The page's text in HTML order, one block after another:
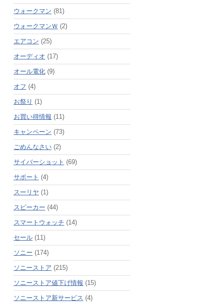
ウォークマン (81)
ウォークマンＷ (2)
エアコン (25)
オーディオ (17)
オール電化(9)
オフ (4)
お祭り (1)
お買い得情報 (11)
キャンペーン (73)
ごめんなさい(2)
サイバーショット (69)
サポート (4)
スーリヤ (1)
スピーカー (44)
スマートウォッチ (14)
セール(11)
ソニー (174)
ソニーストア (215)
ソニーストア値下げ情報 (15)
ソニーストア新サービス (4)